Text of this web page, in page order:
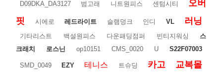
D09DKA_DA3127 범고래 니트원피스 센텀시티
오버
핏
시에로 레드라이트 슬램덩크 인디 VL 러닝
기타리스트 백설원피스 다운패딩점퍼 빈티지워싱
스
크래치
로스닌 op10151 CMS_0020 U S22F07003
SMD_0049 EZY 테니스 트슈딩 카고 교복몰